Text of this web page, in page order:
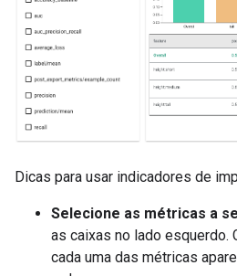
Dicas para usar indicadores de
Selecione as métricas a
as caixas no lado esquerdo.
cada uma das métricas